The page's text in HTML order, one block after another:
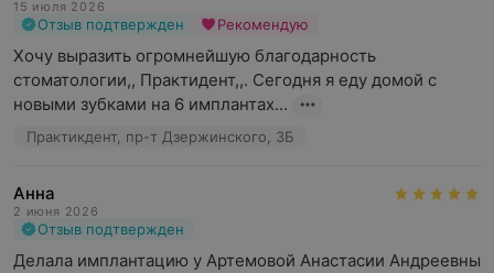
15 июля 2026
Отзыв подтвержден Рекомендую
Хочу выразить огромнейшую благодарность
стоматологии,, Практидент,,. Сегодня я еду домой с
новыми зубками на 6 имплантах...
Практикдент, пр-т Дзержинского, 3Б
Анна
2 июня 2026
Отзыв подтвержден
Делала имплантацию у Артемовой Анастасии Андреевны